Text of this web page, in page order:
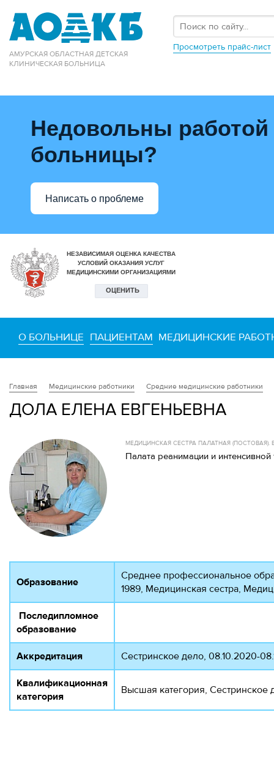
АМУРСКАЯ ОБЛАСТНАЯ ДЕТСКАЯ
КЛИНИЧЕСКАЯ БОЛЬНИЦА
Просмотреть прайс-лист
Недовольны работой
больницы?
Написать о проблеме
О БОЛЬНИЦЕ ПАЦИЕНТАМ МЕДИЦИНСКИЕ
Главная Медицинские работники Средние медицинские работники
ДОЛА ЕЛЕНА ЕВГЕНЬЕВНА
МЕДИЦИНСКАЯ СЕСТРА ПАЛАТНАЯ
Палата реанимации и интенсивной
Образование
Среднее профессиональное
1989, Медицинская сестра,
Последипломное
образование
Аккредитация Сестринское дело, 08.10.2020-
Квалификационная
категория
Высшая категория, Сестринское